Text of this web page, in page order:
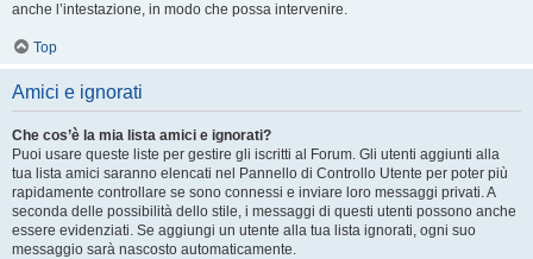
anche l’intestazione, in modo che possa intervenire.
Top
Amici e ignorati
Che cos’è la mia lista amici e ignorati?
Puoi usare queste liste per gestire gli iscritti al Forum. Gli utenti aggiunti alla
tua lista amici saranno elencati nel Pannello di Controllo Utente per poter più
rapidamente controllare se sono connessi e inviare loro messaggi privati. A
seconda delle possibilità dello stile, i messaggi di questi utenti possono anche
essere evidenziati. Se aggiungi un utente alla tua lista ignorati, ogni suo
messaggio sarà nascosto automaticamente.